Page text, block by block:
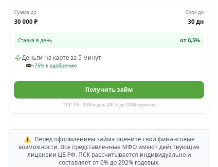
Сумма до
30 000 ₽
Срок до
30 дн
Ставка в день от 0,5%
Деньги на карте за 5 минут
+75% к одобрению
Получить займ
ПСК: 0.5 - 0.8% в день (ПСК до 292% годовых)
⚠️ Перед оформлением займа оцените свои финансовые
возможности. Все представленные МФО имеют действующие
лицензии ЦБ РФ. ПСК рассчитывается индивидуально и
составляет от 0% до 292% годовых.